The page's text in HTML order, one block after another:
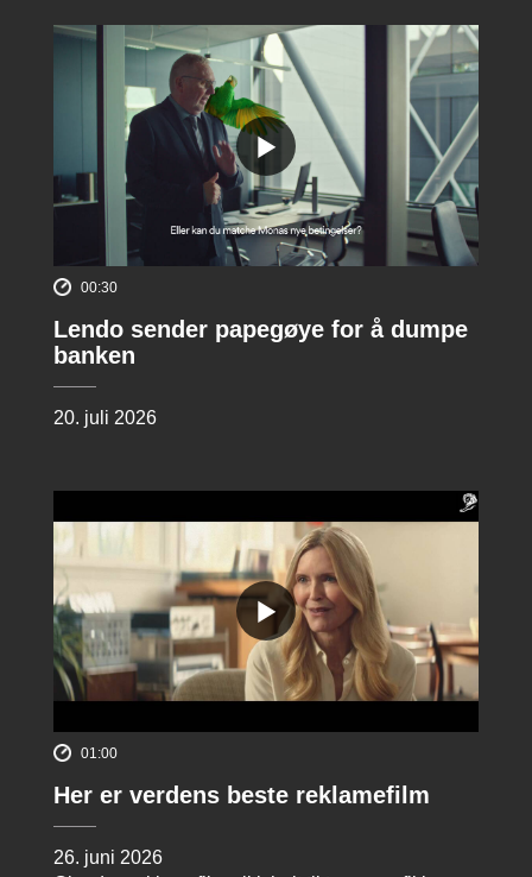
00:30
Lendo sender papegøye for å dumpe
banken
20. juli 2026
01:00
Her er verdens beste reklamefilm
26. juni 2026